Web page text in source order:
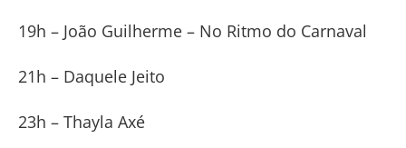
19h – João Guilherme – No Ritmo do Carnaval
21h – Daquele Jeito
23h – Thayla Axé